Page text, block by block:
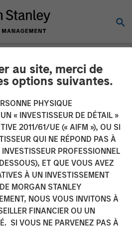
au site, merci de
options suivantes.
PHYSIQUE
« INVESTISSEUR DE DÉTAIL »
2011/61/UE (« AIFM »), OU SI
QUI NE RÉPOND PAS À
PROFESSIONNEL
ET QUE VOUS AVEZ
À UN INVESTISSEMENT
MORGAN STANLEY
NOUS VOUS INVITONS À
FINANCIER OU UN
SI VOUS NE PARVENEZ PAS À
Private
$220 Million
for Grass
growth and lead the
for media technology provider